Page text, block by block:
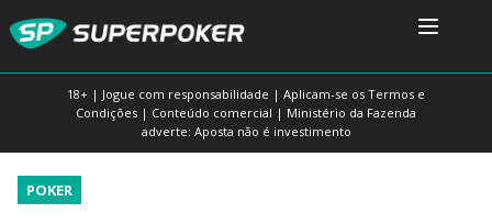
18+ | Jogue com responsabilidade | Aplicam-se os Termos e
Condições | Conteúdo comercial | Ministério da Fazenda
adverte: Aposta não é investimento
POKER